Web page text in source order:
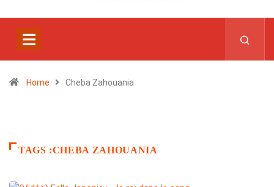
Home Cheba Zahouania
TAGS :CHEBA ZAHOUANIA